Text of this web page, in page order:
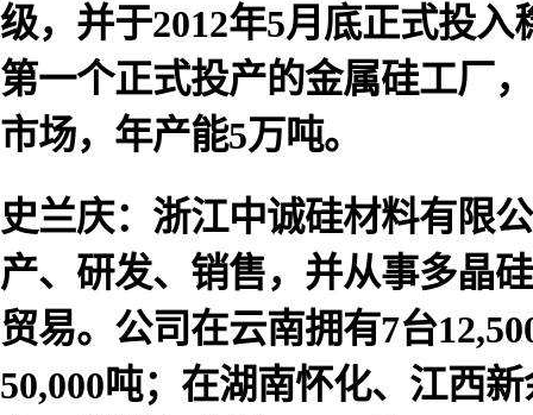
级，并于2012年5月底正式投
第一个正式投产的金属硅工厂
市场，年产能5万吨。
史兰庆：浙江中诚硅材料有限
产、研发、销售，并从事多晶
贸易。公司在云南拥有7台
50,000吨；在湖南怀化、江西